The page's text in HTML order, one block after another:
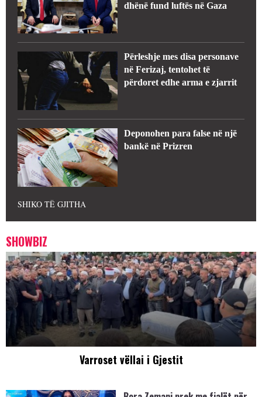
dhënë fund luftës në Gaza
Përleshje mes disa personave
në Ferizaj, tentohet të
përdoret edhe arma e zjarrit
Deponohen para false në një
bankë në Prizren
SHIKO TË GJITHA
SHOWBIZ
Varroset vëllai i Gjestit